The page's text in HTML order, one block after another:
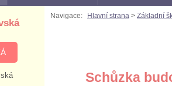
Navigace: Hlavní strana > Základní
Schůzka